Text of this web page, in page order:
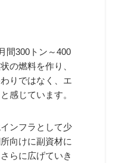
間300トン～400
の燃料を作り、
りではなく、エ
感じています。
ンフラとして少
向けに副資材に
らに広げていき